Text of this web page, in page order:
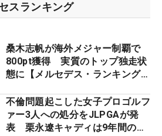
スランキング
桑木志帆が海外メジャー制覇で
800pt獲得 実質のトップ独走状
態に【メルセデス・ランキング番
不倫問題起こした女子プロゴルフ
ァー3人への処分をJLPGAが発
表 栗永遼キャディは9年間の立